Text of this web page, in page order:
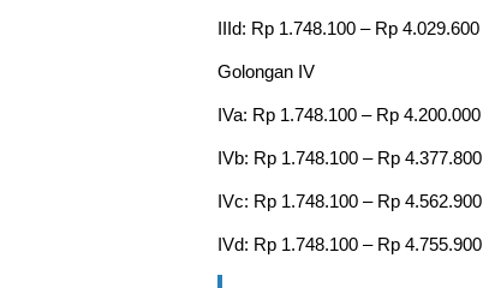
IIId: Rp 1.748.100 – Rp 4.029.600
Golongan IV
IVa: Rp 1.748.100 – Rp 4.200.000
IVb: Rp 1.748.100 – Rp 4.377.800
IVc: Rp 1.748.100 – Rp 4.562.900
IVd: Rp 1.748.100 – Rp 4.755.900